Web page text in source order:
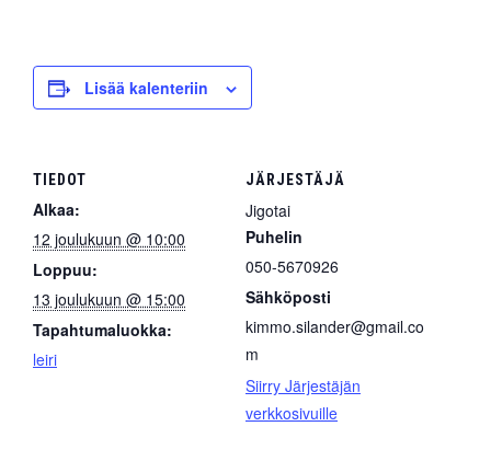
Lisää kalenteriin
TIEDOT
Alkaa:
12 joulukuun @ 10:00
Loppuu:
13 joulukuun @ 15:00
Tapahtumaluokka:
leiri
JÄRJESTÄJÄ
Jigotai
Puhelin
050-5670926
Sähköposti
kimmo.silander@gmail.co
m
Siirry Järjestäjän
verkkosivuille